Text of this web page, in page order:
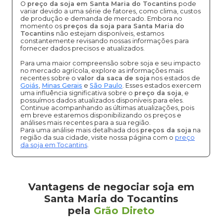
O preço da soja em Santa Maria do Tocantins pode
variar devido a uma série de fatores, como clima, custos
de produção e demanda de mercado. Embora no
momento os preços da soja para Santa Maria do
Tocantins não estejam disponíveis, estamos
constantemente revisando nossas informações para
fornecer dados precisos e atualizados.
Para uma maior compreensão sobre soja e seu impacto
no mercado agrícola, explore as informações mais
recentes sobre o valor da saca de soja nos estados de
Goiás, Minas Gerais e São Paulo. Esses estados exercem
uma influência significativa sobre o preço da soja, e
possuímos dados atualizados disponíveis para eles.
Continue acompanhando as últimas atualizações, pois
em breve estaremos disponibilizando os preços e
análises mais recentes para a sua região.
Para uma análise mais detalhada dos preços da soja na
região da sua cidade, visite nossa página com o preço
da soja em Tocantins.
Vantagens de negociar soja em
Santa Maria do Tocantins
pela Grão Direto